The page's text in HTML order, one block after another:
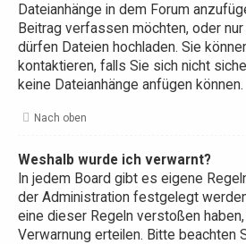
Dateianhänge in dem Forum
Beitrag verfassen möchten, oder
dürfen Dateien hochladen. Sie
kontaktieren, falls Sie sich nicht
keine Dateianhänge anfügen können.
Nach oben
Weshalb wurde ich verwarnt?
In jedem Board gibt es eigene
der Administration festgelegt
eine dieser Regeln verstoßen
Verwarnung erteilen. Bitte beachten